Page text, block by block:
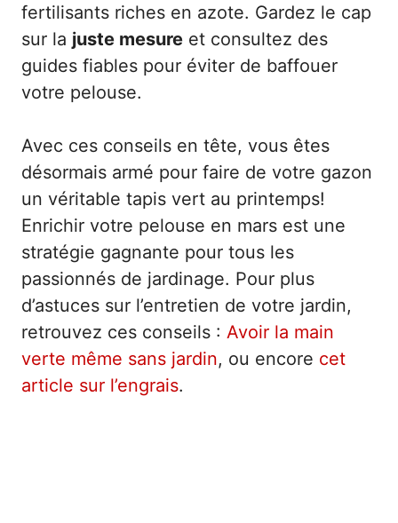
fertilisants riches en azote. Gardez le cap
sur la juste mesure et consultez des
guides fiables pour éviter de baffouer
votre pelouse.
Avec ces conseils en tête, vous êtes
désormais armé pour faire de votre gazon
un véritable tapis vert au printemps!
Enrichir votre pelouse en mars est une
stratégie gagnante pour tous les
passionnés de jardinage. Pour plus
d’astuces sur l’entretien de votre jardin,
retrouvez ces conseils : Avoir la main
verte même sans jardin, ou encore cet
article sur l’engrais.